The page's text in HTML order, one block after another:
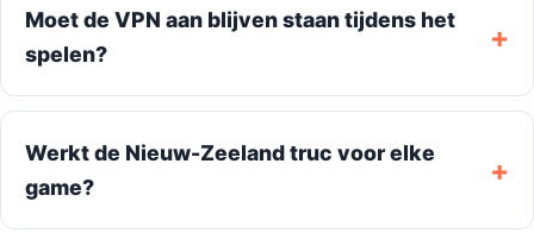
Moet de VPN aan blijven staan tijdens het
spelen?
Werkt de Nieuw-Zeeland truc voor elke
game?